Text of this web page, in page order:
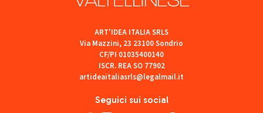
Seguici sui social
ART'IDEA ITALIA SRLS
Via Mazzini, 23 23100 Sondrio
CF/PI 01035400140
ISCR. REA SO 77902
artideaitaliasrls@legalmail.it